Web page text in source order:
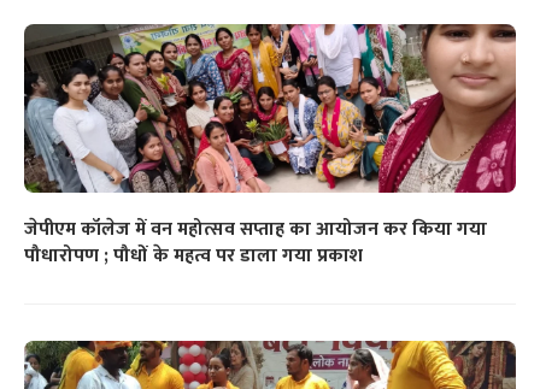
जेपीएम कॉलेज में वन महोत्सव सप्ताह का आयोजन कर किया गया
पौधारोपण ; पौधों के महत्व पर डाला गया प्रकाश